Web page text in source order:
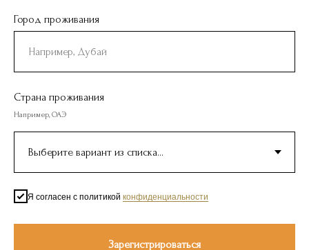
Город проживания
Страна проживания
Например, ОАЭ
Я согласен с политикой конфиденциальности
Зарегистрироваться